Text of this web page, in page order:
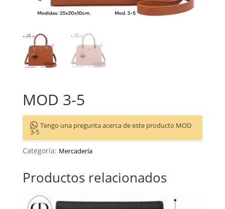
MOD 3-5
Tengo una pregunta acerca de este producto MOD
3-5
Categoría: Mercadería
Productos relacionados